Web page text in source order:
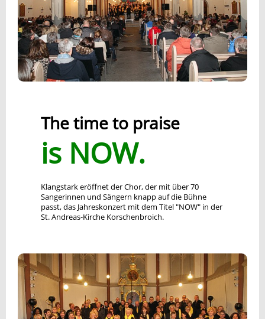
The time to praise
is NOW.
Klangstark eröffnet der Chor, der mit über 70
Sangerinnen und Sängern knapp auf die Bühne
passt, das Jahreskonzert mit dem Titel "NOW" in der
St. Andreas-Kirche Korschenbroich.